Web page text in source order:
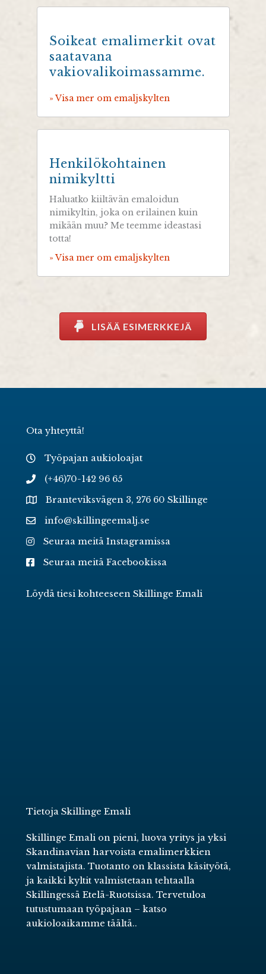
Soikeat emalimerkit ovat
saatavana
vakiovalikoimassamme.
» Visa mer om emaljskylten
Henkilökohtainen
nimikyltti
Haluatko kiiltävän emaloidun
nimikyltin, joka on erilainen kuin
mikään muu? Me teemme ideastasi
totta!
» Visa mer om emaljskylten
LISÄÄ ESIMERKKEJÄ
Ota yhteyttä!
Työpajan aukioloajat
(+46)70-142 96 65
Branteviksvägen 3, 276 60 Skillinge
info@skillingeemalj.se
Seuraa meitä Instagramissa
Seuraa meitä Facebookissa
Löydä tiesi kohteeseen Skillinge Emali
Tietoja Skillinge Emali
Skillinge Emali on pieni, luova yritys ja yksi
Skandinavian harvoista emalimerkkien
valmistajista. Tuotanto on klassista käsityötä,
ja kaikki kyltit valmistetaan tehtaalla
Skillingessä Etelä-Ruotsissa. Tervetuloa
tutustumaan työpajaan – katso
aukioloaikamme täältä..